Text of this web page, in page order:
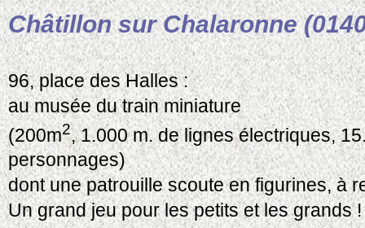
Châtillon sur Chalaronne
96, place des Halles :
au musée du train miniature
(200m2, 1.000 m. de lignes électriques,
personnages)
dont une patrouille scoute en figurines, à
Un grand jeu pour les petits et les grands !